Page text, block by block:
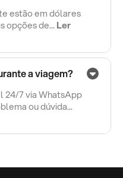
estão em dólares
opções de...Ler
a viagem?
24/7 via WhatsApp
ou dúvida...